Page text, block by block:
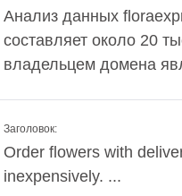
Анализ данных
составляет около 20
владельцем домена
Заголовок:
Order flowers with
inexpensively. ...